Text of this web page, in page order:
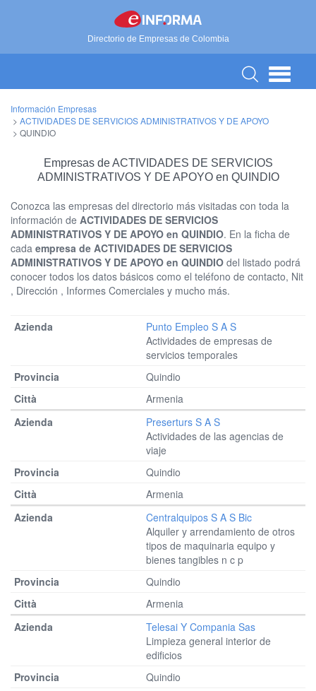
Directorio de Empresas de Colombia
Información Empresas
> ACTIVIDADES DE SERVICIOS ADMINISTRATIVOS Y DE APOYO
> QUINDIO
Empresas de ACTIVIDADES DE SERVICIOS
ADMINISTRATIVOS Y DE APOYO en QUINDIO
Conozca las empresas del directorio más visitadas con toda la
información de ACTIVIDADES DE SERVICIOS
ADMINISTRATIVOS Y DE APOYO en QUINDIO. En la ficha de
cada empresa de ACTIVIDADES DE SERVICIOS
ADMINISTRATIVOS Y DE APOYO en QUINDIO del listado podrá
conocer todos los datos básicos como el teléfono de contacto, Nit
, Dirección , Informes Comerciales y mucho más.
Punto Empleo S A S
Actividades de empresas de
servicios temporales
Quindio
Armenia
Preserturs S A S
Actividades de las agencias de
viaje
Quindio
Armenia
Centralquipos S A S Bic
Alquiler y arrendamiento de otros
tipos de maquinaria equipo y
bienes tangibles n c p
Quindio
Armenia
Telesai Y Compania Sas
Limpieza general interior de
edificios
Quindio